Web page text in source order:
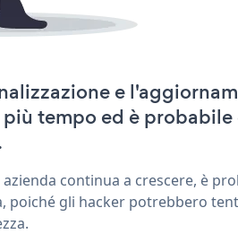
e
tempo ed è
continua a crescere, è
poiché gli hacker potrebbero